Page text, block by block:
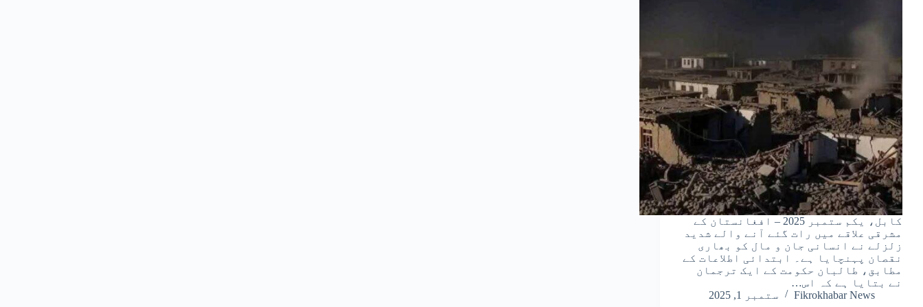
کابل، یکم ستمبر 2025 – افغانستان کے
مشرقی علاقے میں رات گئے آنے والے شدید
زلزلے نے انسانی جان و مال کو بھاری
نقصان پہنچایا ہے۔ ابتدائی اطلاعات کے
مطابق، طالبان حکومت کے ایک ترجمان
نے بتایا ہے کہ اس…
Fikrokhabar News
ستمبر 1, 2025